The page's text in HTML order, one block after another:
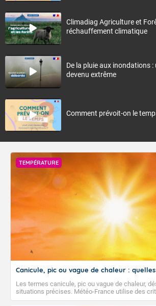
Climadiag Agriculture et
réchauffement climatique
De la pluie aux inondations
devenu extrême
Comment prévoit-on le
TEMPÉRATURE
Canicule, pic ou vague de chaleur :
Les termes canicule, pic ou vague de chaleur,
situations précises. Météo-France utilise des
climatologiques pour évaluer et qualifier les